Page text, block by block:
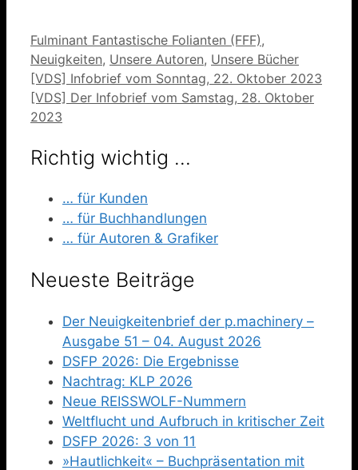
Kategorien
Fulminant Fantastische Folianten (FFF),
Neuigkeiten, Unsere Autoren, Unsere Bücher
[VDS] Infobrief vom Sonntag, 22. Oktober 2023
[VDS] Der Infobrief vom Samstag, 28. Oktober
2023
Richtig wichtig …
… für Kunden
… für Buchhandlungen
… für Autoren & Grafiker
Neueste Beiträge
Der Neuigkeitenbrief der p.machinery –
Ausgabe 51 – 04. August 2026
DSFP 2026: Die Ergebnisse
Nachtrag: KLP 2026
Neue REISSWOLF-Nummern
Weltflucht und Aufbruch in kritischer Zeit
DSFP 2026: 3 von 11
»Hautlichkeit« – Buchpräsentation mit